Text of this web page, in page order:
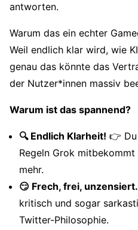
antworten.
Warum das ein echter
Weil endlich klar wird, wie
genau das könnte das
der Nutzer*innen massiv
Warum ist das spannend?
🔍 Endlich Klarheit! 👉 Du
Regeln Grok
mehr.
😏 Frech, frei, unzensiert.
kritisch und sogar
Twitter-Philosophie.